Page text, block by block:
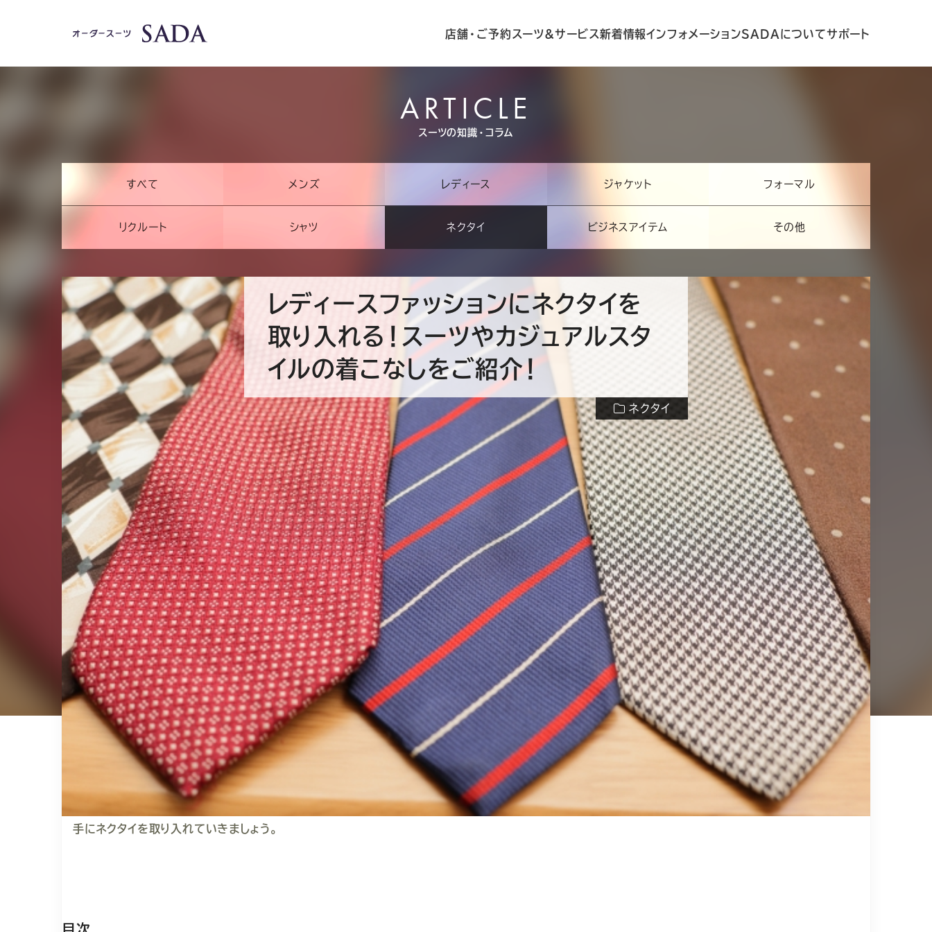
店舗・ご予約 スーツ&サービス新着情報インフォメーションSADAについてサポート
ARTICLE
スーツの知識・コラム
テ
ー
すべて メンズ レディース ジャケット フォーマル
リクルート シャツ ネクタイ ビジネスアイテム その他
レディースファッションにネクタイを
取り入れる！スーツやカジュアルスタ
イルの着こなしをご紹介！
ネクタイ
ネ
クタイは男性がビジネススーツに合わせて着用するビジネススーツの基
本スタイルの一つです。しかしながら、近年はレディースに関してもネク
タイを取り入れたコーディネートをする人が増えており、おしゃれを演出するア
イテムとして人気を集めています。
今回は、ビジネスシーン及びカジュアルシーンで女性のファッションにどのよう
にネクタイを取り入れるのが良いかについてお話していきます。
特にビジネスシーンでは、TPOや組み合わせを間違えるとちぐはぐなコーディ
ネートとなってしまいます。
女性ならではのおすすめの色柄や、女性用の細目や短めのネクタイを選ぶこと
で、着こなしがぐっとおしゃれになります。
また、ネクタイは正しい結び方できれいに整えることで、グッと見栄えが良くな
基本的な結び方をいくつかご紹介していきますので、お気に入りを見つけて上
手にネクタイを取り入れていきましょう。
目次